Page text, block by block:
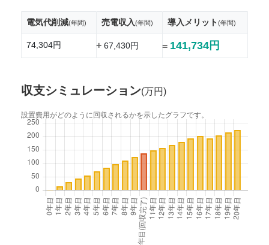
電気代削減(年間) 売電収入(年間) 導入メリット(年間)
74,304円 +67,430円 = 141,734円
収支シミュレーション(万円)
設置費用がどのように回収されるかを示したグラフです。